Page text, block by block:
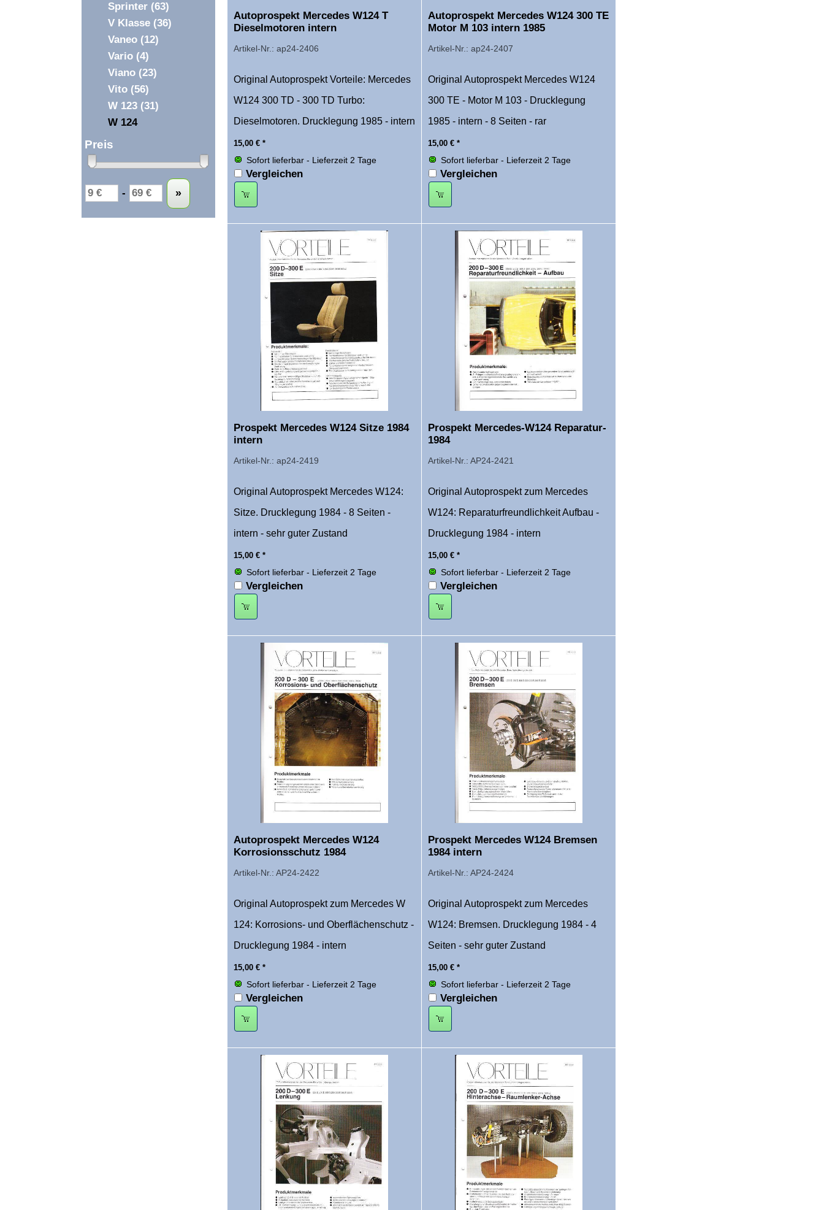
Sprinter (63)
V Klasse (36)
Vaneo (12)
Vario (4)
Viano (23)
Vito (56)
W 123 (31)
W 124
Preis
Untergrenze
-
Obergrenze
»
Autoprospekt Mercedes W124 T
Dieselmotoren intern
Artikel-Nr.: ap24-2406
Original Autoprospekt Vorteile: Mercedes
W124 300 TD - 300 TD Turbo:
Dieselmotoren. Drucklegung 1985 - intern
15,00 € *
Sofort lieferbar - Lieferzeit 2 Tage
Vergleichen
Autoprospekt Mercedes W124 300 TE
Motor M 103 intern 1985
Artikel-Nr.: ap24-2407
Original Autoprospekt Mercedes W124
300 TE - Motor M 103 - Drucklegung
1985 - intern - 8 Seiten - rar
15,00 € *
Sofort lieferbar - Lieferzeit 2 Tage
Vergleichen
Prospekt Mercedes W124 Sitze 1984
intern
Artikel-Nr.: ap24-2419
Original Autoprospekt Mercedes W124:
Sitze. Drucklegung 1984 - 8 Seiten -
intern - sehr guter Zustand
15,00 € *
Sofort lieferbar - Lieferzeit 2 Tage
Vergleichen
Prospekt Mercedes-W124 Reparatur-
1984
Artikel-Nr.: AP24-2421
Original Autoprospekt zum Mercedes
W124: Reparaturfreundlichkeit Aufbau -
Drucklegung 1984 - intern
15,00 € *
Sofort lieferbar - Lieferzeit 2 Tage
Vergleichen
Autoprospekt Mercedes W124
Korrosionsschutz 1984
Artikel-Nr.: AP24-2422
Original Autoprospekt zum Mercedes W
124: Korrosions- und Oberflächenschutz -
Drucklegung 1984 - intern
15,00 € *
Sofort lieferbar - Lieferzeit 2 Tage
Vergleichen
Prospekt Mercedes W124 Bremsen
1984 intern
Artikel-Nr.: AP24-2424
Original Autoprospekt zum Mercedes
W124: Bremsen. Drucklegung 1984 - 4
Seiten - sehr guter Zustand
15,00 € *
Sofort lieferbar - Lieferzeit 2 Tage
Vergleichen